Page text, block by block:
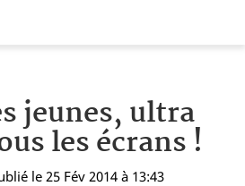
jeunes, ultra
les écrans !
le 25 Fév 2014 à 13:43